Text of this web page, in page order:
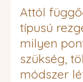
Attól
típusú
milyen
szükség,
módszer